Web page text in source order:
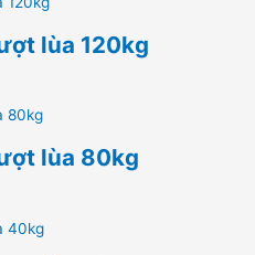
lùa 120kg
lùa 80kg